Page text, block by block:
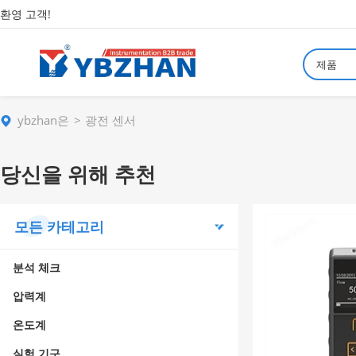
환영 고객!
제품
ybzhan은 광전 센서
당신을 위해 추천
모든 카테고리
분석 체크
압력계
온도계